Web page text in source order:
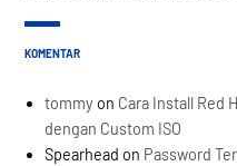
KOMENTAR
tommy on Cara Install Red
dengan Custom ISO
Spearhead on Password